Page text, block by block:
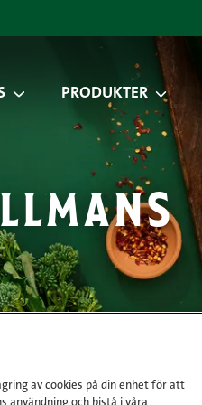
PRODUKTER
av cookies på din enhet för att
användning och bistå i våra